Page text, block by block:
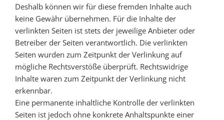
Deshalb können wir für diese fremden Inhalte auch
keine Gewähr übernehmen. Für die Inhalte der
verlinkten Seiten ist stets der jeweilige Anbieter oder
Betreiber der Seiten verantwortlich. Die verlinkten
Seiten wurden zum Zeitpunkt der Verlinkung auf
mögliche Rechtsverstöße überprüft. Rechtswidrige
Inhalte waren zum Zeitpunkt der Verlinkung nicht
erkennbar.
Eine permanente inhaltliche Kontrolle der verlinkten
Seiten ist jedoch ohne konkrete Anhaltspunkte einer